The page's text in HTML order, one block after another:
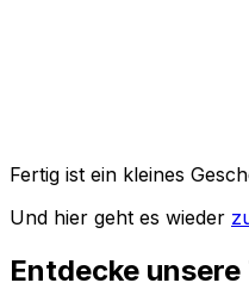
Fertig ist ein kleines
Und hier geht es wieder
Entdecke unsere